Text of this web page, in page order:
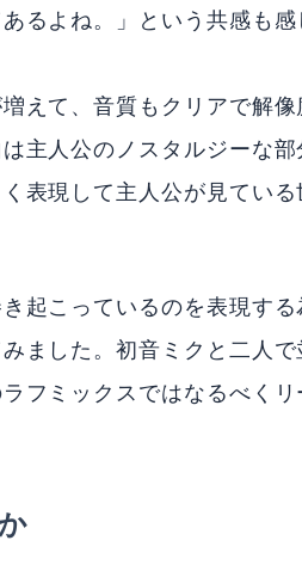
るよね。」という共感も
えて、音質もクリアで解
主人公のノスタルジーな
表現して主人公が見てい
起こっているのを表現す
ました。初音ミクと二人
フミックスではなるべく